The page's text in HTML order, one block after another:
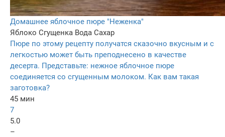
Домашнее яблочное пюре "Неженка"
Яблоко Сгущенка Вода Сахар
Пюре по этому рецепту получатся сказочно вкусным и с
легкостью может быть преподнесено в качестве
десерта. Представьте: нежное яблочное пюре
соединяется со сгущенным молоком. Как вам такая
заготовка?
45 мин
7
5.0
–